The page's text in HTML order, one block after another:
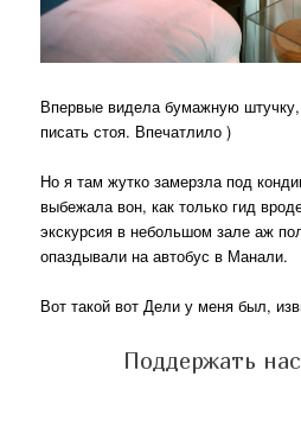
Впервые видела бумажную
писать стоя. Впечатлило )
Но я там жутко замерзла под
выбежала вон, как только гид
экскурсия в небольшом зале аж
опаздывали на автобус в Манали.
Вот такой вот Дели у меня был,
Поддержать